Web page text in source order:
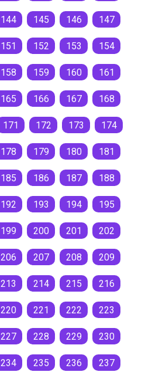
144 145 146 147
151 152 153 154
158 159 160 161
165 166 167 168
171 172 173 174
178 179 180 181
185 186 187 188
192 193 194 195
199 200 201 202
206 207 208 209
213 214 215 216
220 221 222 223
227 228 229 230
234 235 236 237